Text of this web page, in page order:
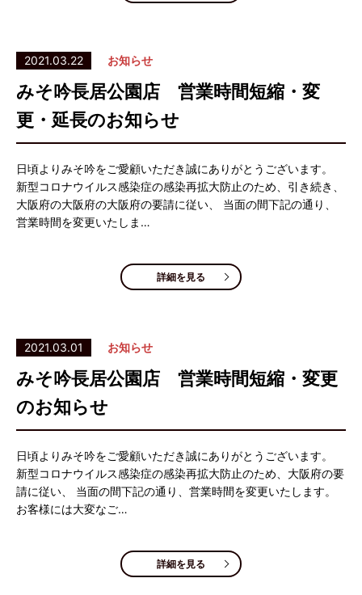
2021.03.22 お知らせ
みそ吟長居公園店 営業時間短縮・変
更・延長のお知らせ
日頃よりみそ吟をご愛顧いただき誠にありがとうございます。
新型コロナウイルス感染症の感染再拡大防止のため、引き続き、
大阪府の大阪府の大阪府の要請に従い、 当面の間下記の通り、
営業時間を変更いたしま…
詳細を見る
2021.03.01 お知らせ
みそ吟長居公園店 営業時間短縮・変更
のお知らせ
日頃よりみそ吟をご愛顧いただき誠にありがとうございます。
新型コロナウイルス感染症の感染再拡大防止のため、大阪府の要
請に従い、 当面の間下記の通り、営業時間を変更いたします。
お客様には大変なご…
詳細を見る